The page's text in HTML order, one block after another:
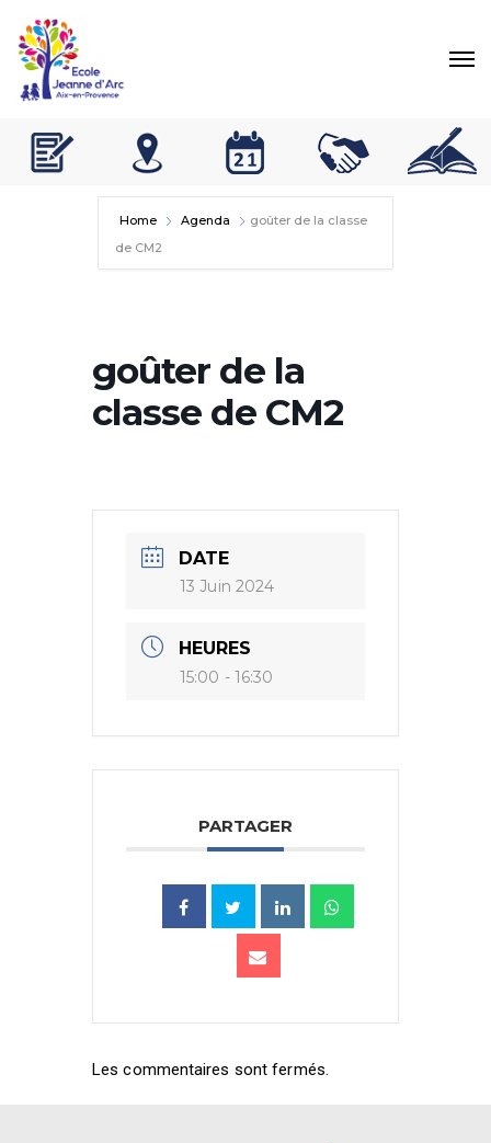
Home Agenda
goûter de la classe
de CM2
goûter de la
classe de CM2
DATE
13 Juin 2024
HEURES
15:00 - 16:30
PARTAGER
Les commentaires sont fermés.